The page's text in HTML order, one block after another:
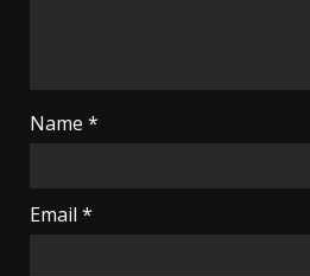
Name *
Email *